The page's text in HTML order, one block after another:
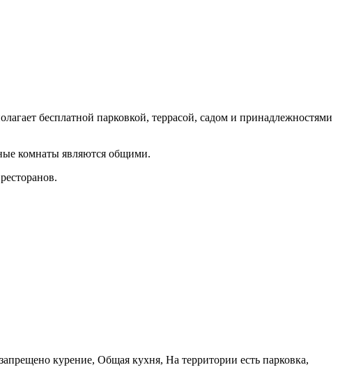
бесплатной парковкой, террасой, садом и принадлежностями
комнаты являются общими.
курение, Общая кухня, На территории есть парковка,